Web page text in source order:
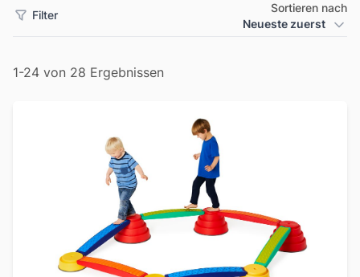
Filter
Produkt Sortierung
Sortieren nach
Neueste zuerst
Filter
1-24 von 28 Ergebnissen